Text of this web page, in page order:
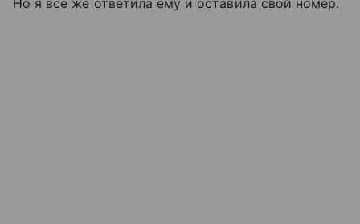
Но я все же ответила ему и оставила свой номер.